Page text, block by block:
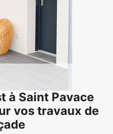
à Saint Pavace
vos travaux de